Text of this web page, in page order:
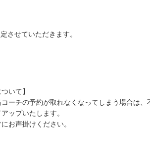
させていただきます。
いて】
ーチの予約が取れなくなってしまう場合は、
ップいたします。
お声掛けください。